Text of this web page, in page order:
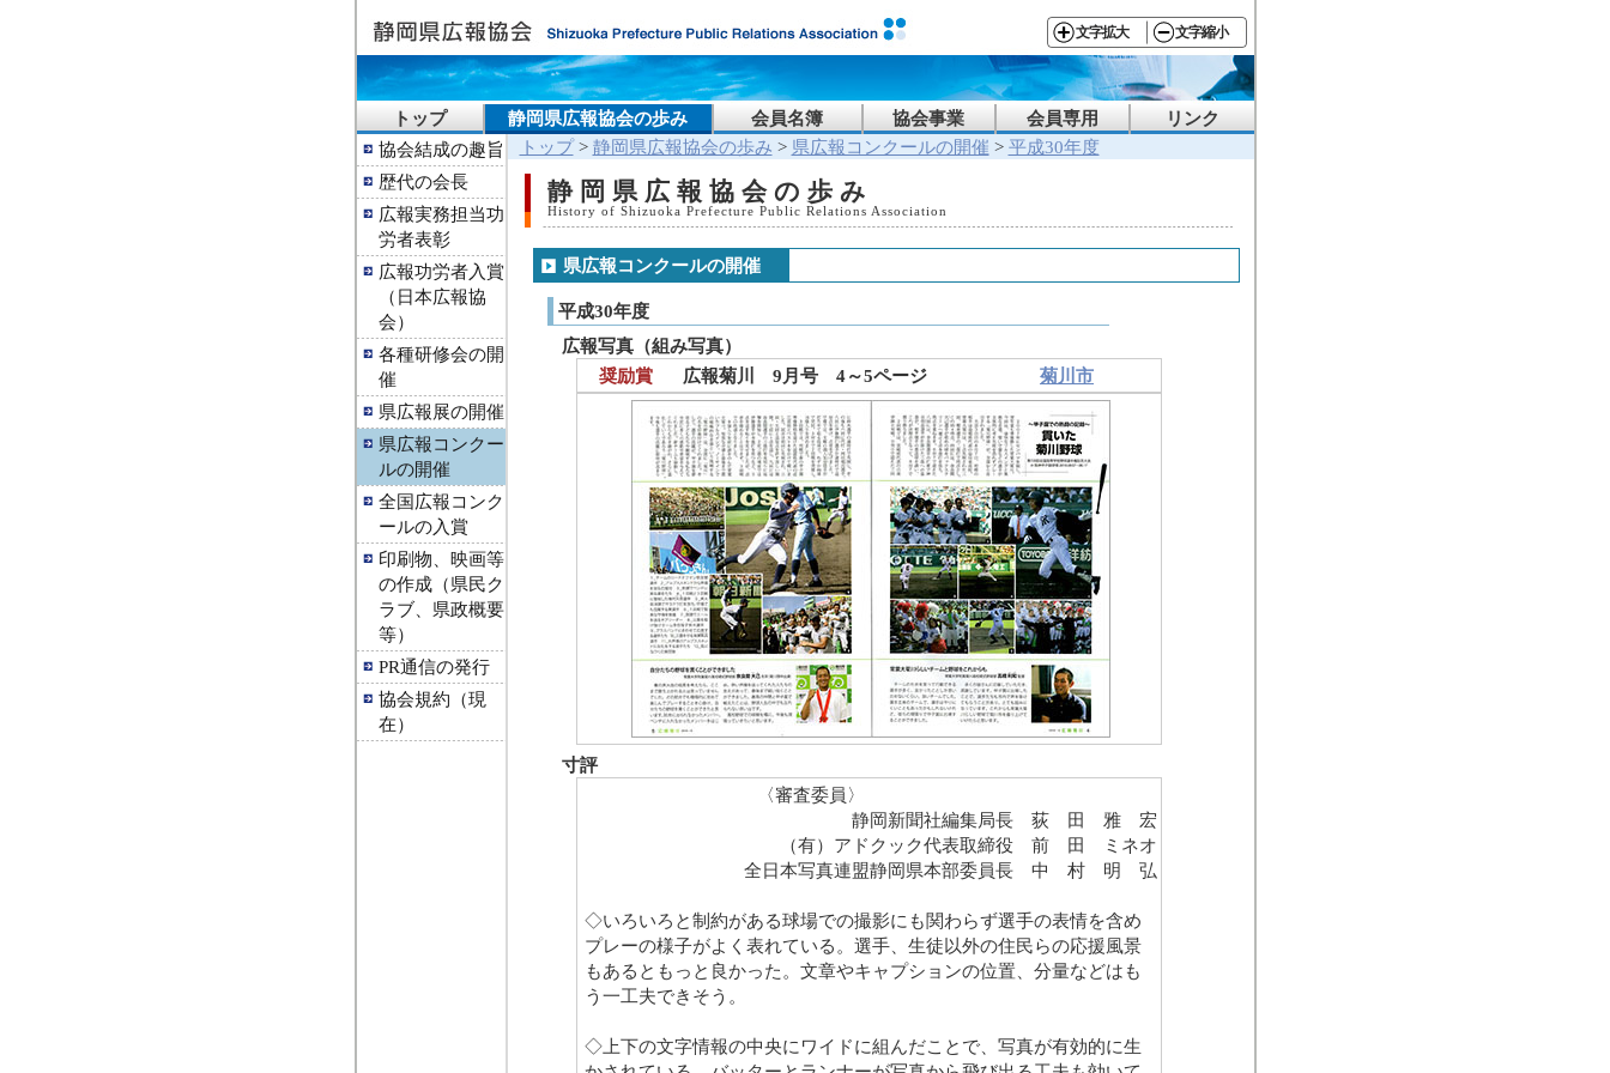
文字拡大 文字縮小
トップ 静岡県広報協会の歩み 会員名簿 協会事業 会員専用
リンク
協会結成の趣旨
歴代の会長
広報実務担当功
労者表彰
広報功労者入賞
（日本広報協
会）
各種研修会の開
催
県広報展の開催
県広報コンクー
ルの開催
全国広報コンク
ールの入賞
印刷物、映画等
の作成（県民ク
ラブ、県政概要
等）
PR通信の発行
協会規約（現
在）
トップ> 静岡県広報協会の歩み > 県広報コンクールの開催 > 平成30年度
静岡県広報協会の歩み
History of Shizuoka Prefecture Public Relations Association
県広報コンクールの開催
平成30年度
広報写真（組み写真）
奨励賞
広報菊川 9月号 4～5ページ 菊川市
寸評
〈審査委員〉
静岡新聞社編集局長 荻 田 雅 宏
（有）アドクック代表取締役 前 田 ミネオ
全日本写真連盟静岡県本部委員長 中 村 明 弘
◇いろいろと制約がある球場での撮影にも関わらず選手の表情を含め
プレーの様子がよく表れている。選手、生徒以外の住民らの応援風景
もあるともっと良かった。文章やキャプションの位置、分量などはも
う一工夫できそう。
◇上下の文字情報の中央にワイドに組んだことで、写真が有効的に生